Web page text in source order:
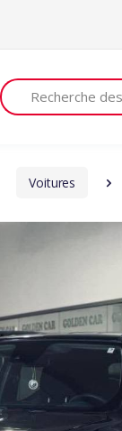
Recherche
Voitures